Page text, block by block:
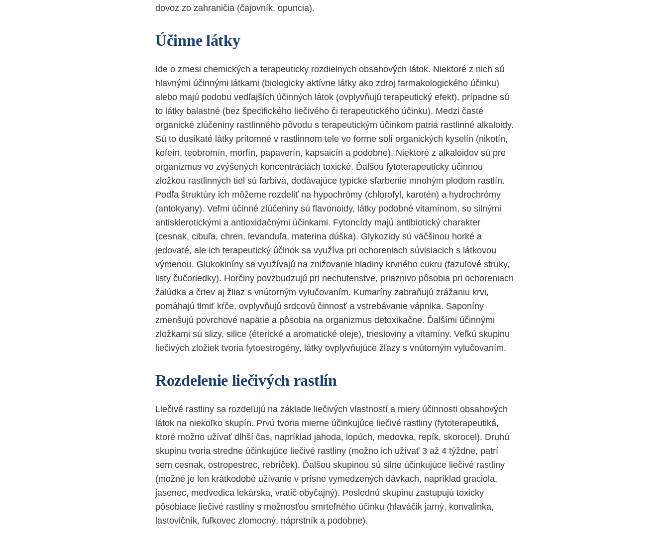
dovoz zo zahraničia (čajovník, opuncia).
Účinne látky
Ide o zmesi chemických a terapeuticky rozdielnych obsahových látok. Niektoré z nich sú
hlavnými účinnými látkami (biologicky aktívne látky ako zdroj farmakologického účinku)
alebo majú podobu vedľajších účinných látok (ovplyvňujú terapeutický efekt), prípadne sú
to látky balastné (bez špecifického liečivého či terapeutického účinku). Medzi časté
organické zlúčeniny rastlinného pôvodu s terapeutickým účinkom patria rastlinné alkaloidy.
Sú to dusíkaté látky prítomné v rastlinnom tele vo forme solí organických kyselín (nikotín,
kofeín, teobromín, morfín, papaverín, kapsaicín a podobne). Niektoré z alkaloidov sú pre
organizmus vo zvýšených koncentráciách toxické. Ďalšou fytoterapeuticky účinnou
zložkou rastlinných tiel sú farbivá, dodávajúce typické sfarbenie mnohým plodom rastlín.
Podľa štruktúry ich môžeme rozdeliť na hypochrómy (chlorofyl, karotén) a hydrochrómy
(antokyany). Veľmi účinné zlúčeniny sú flavonoidy, látky podobné vitamínom, so silnými
antisklerotickými a antioxidačnými účinkami. Fytoncídy majú antibiotický charakter
(cesnak, cibuľa, chren, levanduľa, materina dúška). Glykozidy sú väčšinou horké a
jedovaté, ale ich terapeutický účinok sa využíva pri ochoreniach súvisiacich s látkovou
výmenou. Glukokiníny sa využívajú na znižovanie hladiny krvného cukru (fazuľové struky,
listy čučoriedky). Horčiny povzbudzujú pri nechutenstve, priaznivo pôsobia pri ochoreniach
žalúdka a čriev aj žliaz s vnútorným vylučovaním. Kumaríny zabraňujú zrážaniu krvi,
pomáhajú tlmiť kŕče, ovplyvňujú srdcovú činnosť a vstrebávanie vápnika. Saponíny
zmenšujú povrchové napätie a pôsobia na organizmus detoxikačne. Ďalšími účinnými
zložkami sú slizy, silice (éterické a aromatické oleje), triesloviny a vitamíny. Veľkú skupinu
liečivých zložiek tvoria fytoestrogény, látky ovplyvňujúce žľazy s vnútorným vylučovaním.
Rozdelenie liečivých rastlín
Liečivé rastliny sa rozdeľujú na základe liečivých vlastností a miery účinnosti obsahových
látok na niekoľko skupín. Prvú tvoria mierne účinkujúce liečivé rastliny (fytoterapeutiká,
ktoré možno užívať dlhší čas, napríklad jahoda, lopúch, medovka, repík, skorocel). Druhú
skupinu tvoria stredne účinkujúce liečivé rastliny (možno ich užívať 3 až 4 týždne, patrí
sem cesnak, ostropestrec, rebríček). Ďalšou skupinou sú silne účinkujúce liečivé rastliny
(možné je len krátkodobé užívanie v prísne vymedzených dávkach, napríklad graciola,
jasenec, medvedica lekárska, vratič obyčajný). Poslednú skupinu zastupujú toxicky
pôsobiace liečivé rastliny s možnosťou smrteľného účinku (hlaváčik jarný, konvalinka,
lastovičník, ľuľkovec zlomocný, náprstník a podobne).